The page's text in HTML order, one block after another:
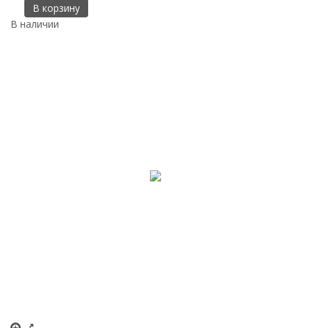
В корзину
В наличии